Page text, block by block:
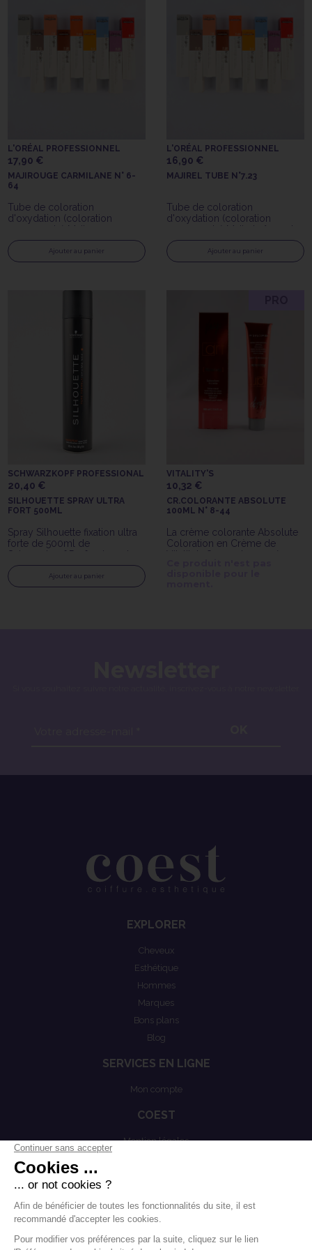
L'ORÉAL PROFESSIONNEL
17,90 €
MAJIROUGE CARMILANE N° 6-
64
Tube de coloration
d'oxydation (coloration
permanente) Majirouge
Carmilane n°6-64 de L'Oréal
ProfessionnelAjouter au panier
L'ORÉAL PROFESSIONNEL
16,90 €
MAJIREL TUBE N°7.23
Tube de coloration
d'oxydation (coloration
permanente) Majirel n°7.23 de
l'Oréal Professionnel
Ajouter au panier
SCHWARZKOPF PROFESSIONAL
20,40 €
SILHOUETTE SPRAY ULTRA
FORT 500ML
Spray Silhouette fixation ultra
forte de 500ml de
Schwarzkopf Professionnal
Ajouter au panier
VITALITY'S
10,32 €
CR.COLORANTE ABSOLUTE
100ML N° 8-44
La crème colorante Absolute
Coloration en Crème de
Vitality's 8-44 est une crème
EXPLORER
Cheveux
Esthétique
Hommes
Marques
Bons plans
Blog
SERVICES EN LIGNE
Mon compte
COEST
Mention légales